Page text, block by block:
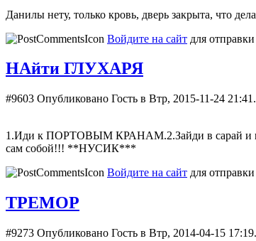
Данилы нету, только кровь, дверь закрыта, что
Войдите на сайт для
НАйти ГЛУХАРЯ
#9603 Опубликовано Гость в Втр, 2015-11-24 21:41.
1.Иди к ПОРТОВЫМ КРАНАМ.2.Зайди в сарай и
сам собой!!! **НУСИК***
Войдите на сайт для
ТРЕМОР
#9273 Опубликовано Гость в Втр, 2014-04-15 17:19.